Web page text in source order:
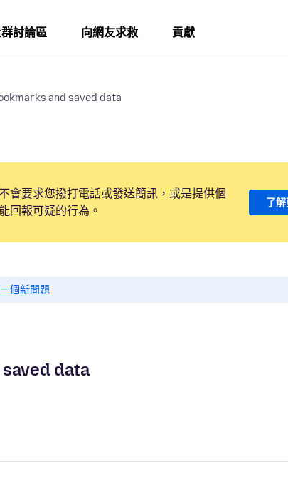
討論區 向網友求救 貢獻
and saved data
會要求您撥打電話或發送簡訊，或是提供個
回報可疑的行為。
了
個新問題
data